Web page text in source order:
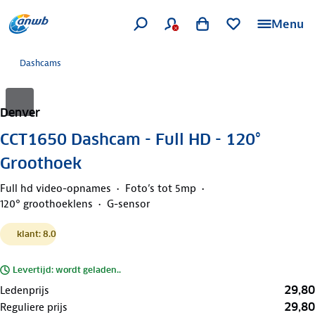
Menu
Dashcams
Denver
CCT1650 Dashcam - Full HD - 120°
Groothoek
Full hd video-opnames
Foto’s tot 5mp
120° groothoeklens
G-sensor
klant: 8.0
Levertijd: wordt geladen..
Ledenprijs 29,80
Reguliere prijs 29,80